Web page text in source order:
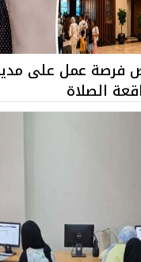
فرصة عمل على
الصلاة